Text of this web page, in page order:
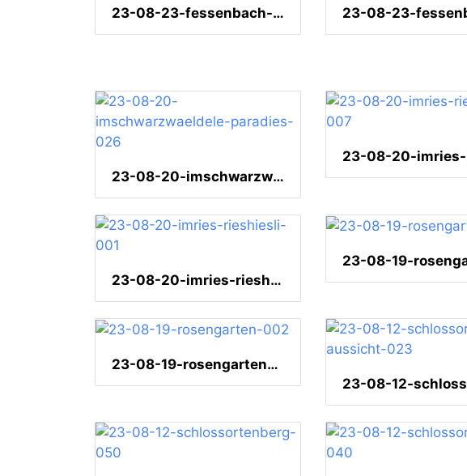
23-08-23-fessenbach-030
23-08-20-imschwarzwaeldele-paradies-026
23-08-20-imries-rieshiesli-001
23-08-19-rosengarten-002